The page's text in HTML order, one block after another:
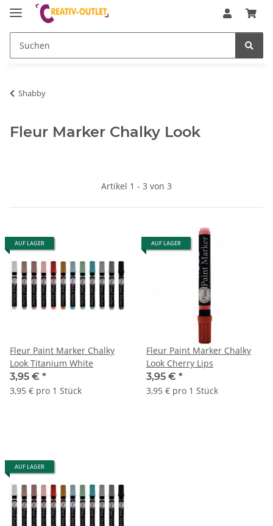
Shabby
Fleur Marker Chalky Look
Artikel 1 - 3 von 3
AUF LAGER
Fleur Paint Marker Chalky
Look Titanium White
3,95 € *
3,95 € pro 1 Stück
AUF LAGER
Fleur Paint Marker Chalky
Look Cherry Lips
3,95 € *
3,95 € pro 1 Stück
AUF LAGER